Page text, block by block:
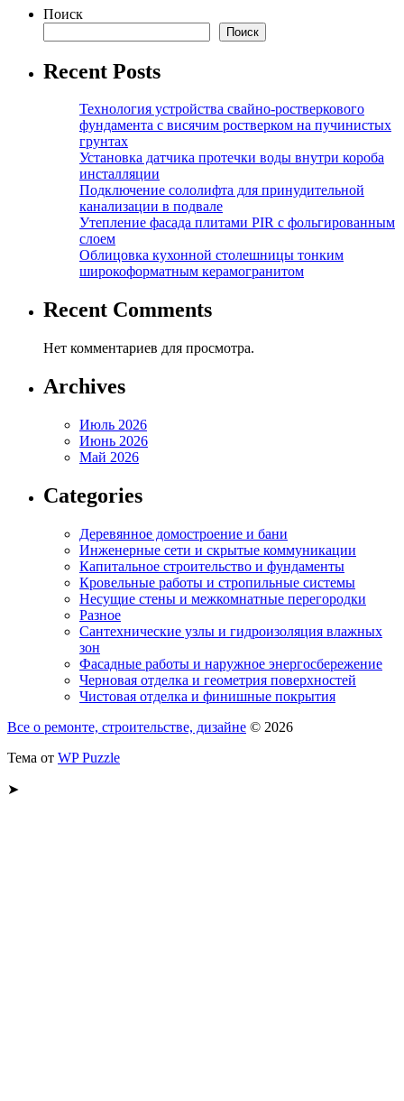
Поиск
Поиск
Recent Posts
Технология устройства свайно-ростверкового
фундамента с висячим ростверком на пучинистых
грунтах
Установка датчика протечки воды внутри короба
инсталляции
Подключение сололифта для принудительной
канализации в подвале
Утепление фасада плитами PIR с фольгированным
слоем
Облицовка кухонной столешницы тонким
широкоформатным керамогранитом
Recent Comments
Нет комментариев для просмотра.
Archives
Июль 2026
Июнь 2026
Май 2026
Categories
Деревянное домостроение и бани
Инженерные сети и скрытые коммуникации
Капитальное строительство и фундаменты
Кровельные работы и стропильные системы
Несущие стены и межкомнатные перегородки
Разное
Сантехнические узлы и гидроизоляция влажных
зон
Фасадные работы и наружное энергосбережение
Черновая отделка и геометрия поверхностей
Чистовая отделка и финишные покрытия
Все о ремонте, строительстве, дизайне © 2026
Тема от WP Puzzle
➤